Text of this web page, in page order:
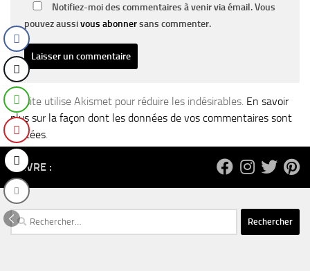
Notifiez-moi des commentaires à venir via émail. Vous
pouvez aussivous abonnersans commenter.
Ce site utilise Akismet pour réduire les indésirables. En savoir
plus sur la façon dont les données de vos commentaires sont
traitées
SUIVRE :
Rechercher :